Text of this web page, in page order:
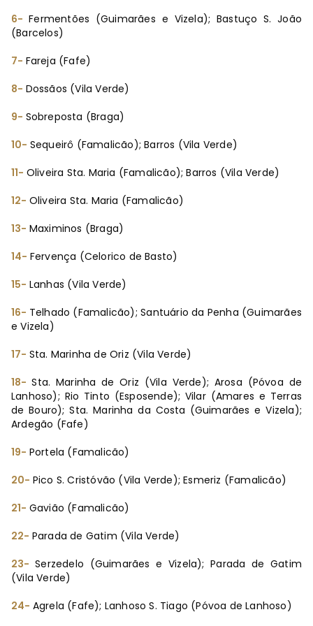
6-Fermentões (Guimarães e Vizela); Bastuço S. João
(Barcelos)
7- Fareja (Fafe)
8- Dossãos (Vila Verde)
9- Sobreposta (Braga)
10- Sequeirô (Famalicão); Barros (Vila Verde)
11- Oliveira Sta. Maria (Famalicão); Barros (Vila Verde)
12- Oliveira Sta. Maria (Famalicão)
13- Maximinos (Braga)
14- Fervença (Celorico de Basto)
15- Lanhas (Vila Verde)
16- Telhado (Famalicão); Santuário da Penha (Guimarães
e Vizela)
17- Sta. Marinha de Oriz (Vila Verde)
18-Sta. Marinha de Oriz (Vila Verde); Arosa (Póvoa de
Lanhoso); Rio Tinto (Esposende); Vilar (Amares e Terras
de Bouro); Sta. Marinha da Costa (Guimarães e Vizela);
Ardegão (Fafe)
19- Portela (Famalicão)
20- Pico S. Cristóvão (Vila Verde); Esmeriz (Famalicão)
21- Gavião (Famalicão)
22- Parada de Gatim (Vila Verde)
23-Serzedelo (Guimarães e Vizela); Parada de Gatim
(Vila Verde)
24- Agrela (Fafe); Lanhoso S. Tiago (Póvoa de Lanhoso)